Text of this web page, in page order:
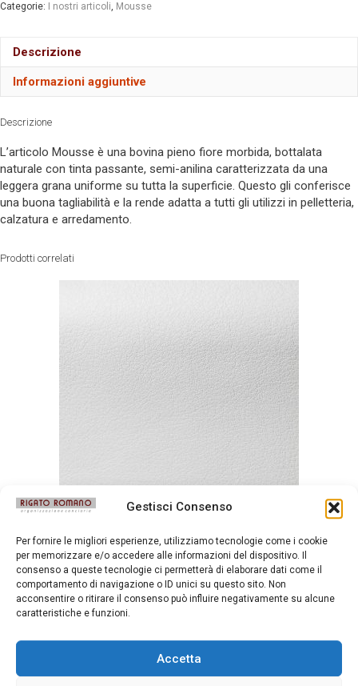
Gestisci Consenso
Per fornire le migliori esperienze, utilizziamo tecnologie come i cookie
per memorizzare e/o accedere alle informazioni del dispositivo. Il
consenso a queste tecnologie ci permetterà di elaborare dati come il
comportamento di navigazione o ID unici su questo sito. Non
acconsentire o ritirare il consenso può influire negativamente su alcune
caratteristiche e funzioni.
Accetta
Categorie:
I nostri articoli, Mousse
Descrizione
Informazioni aggiuntive
Descrizione
L’articolo Mousse è una bovina pieno fiore morbida, bottalata
naturale con tinta passante, semi-anilina caratterizzata da una
leggera grana uniforme su tutta la superficie. Questo gli conferisce
una buona tagliabilità e la rende adatta a tutti gli utilizzi in pelletteria,
calzatura e arredamento.
Prodotti correlati
Mousse Bianco